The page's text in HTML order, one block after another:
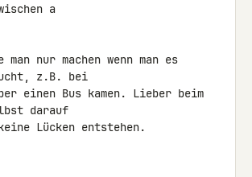
a
nur machen wenn man es
z.B. bei
einen Bus kamen. Lieber beim
darauf
Lücken entstehen.